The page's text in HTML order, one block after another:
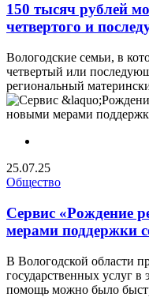
150 тысяч рублей
четвертого и
Вологодские семьи, в
четвертый или
региональный
25.07.25
Общество
Сервис «Рождение
мерами поддержки
В Вологодской области
государственных услуг
помощь можно было